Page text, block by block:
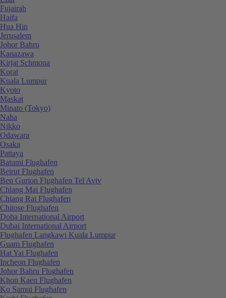
Fujairah
Haifa
Hua Hin
Jerusalem
Johor Bahru
Kanazawa
Kirjat Schmona
Korat
Kuala Lumpur
Kyoto
Maskat
Minato (Tokyo)
Naha
Nikko
Odawara
Osaka
Pattaya
Batumi Flughafen
Beirut Flughafen
Ben Gurion Flughafen Tel Aviv
Chiang Mai Flughafen
Chiang Rai Flughafen
Chitose Flughafen
Doha International Airport
Dubai International Airport
Flughafen Langkawi Kuala Lumpur
Guam Flughafen
Hat Yai Flughafen
Incheon Flughafen
Johor Bahru Flughafen
Khon Kaen Flughafen
Ko Samui Flughafen